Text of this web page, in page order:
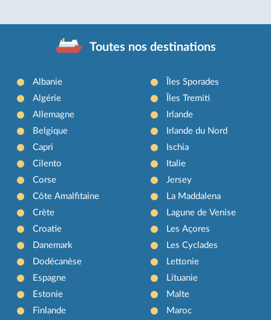
Toutes nos destinations
Albanie
Algérie
Allemagne
Belgique
Capri
Cilento
Corse
Côte Amalfitaine
Crète
Croatie
Danemark
Dodécanèse
Espagne
Estonie
Finlande
Îles Sporades
Îles Tremiti
Irlande
Irlande du Nord
Ischia
Italie
Jersey
La Maddalena
Lagune de Venise
Les Açores
Les Cyclades
Lettonie
Lituanie
Malte
Maroc